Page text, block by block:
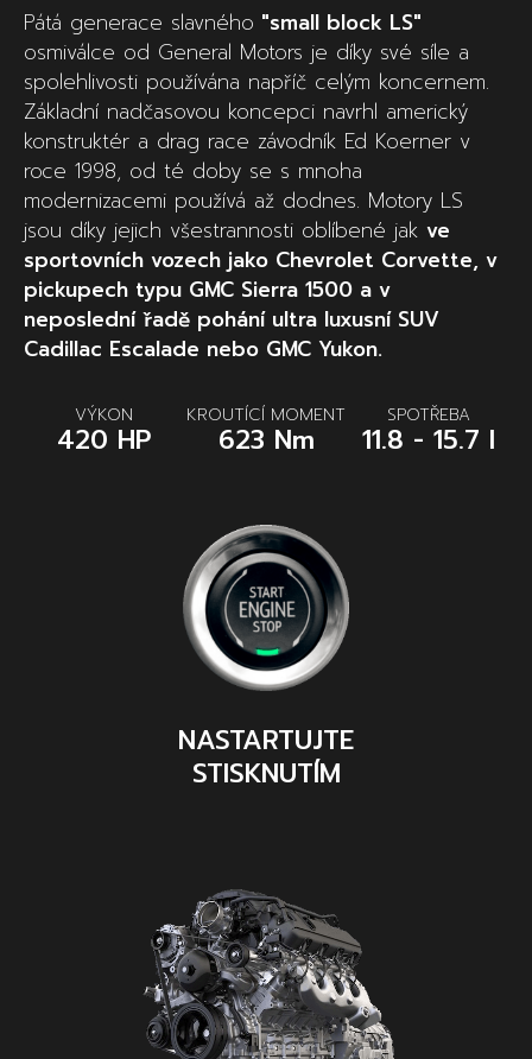
Pátá generace slavného "small block LS"
osmiválce od General Motors je díky své síle a
spolehlivosti používána napříč celým koncernem.
Základní nadčasovou koncepci navrhl americký
konstruktér a drag race závodník Ed Koerner v
roce 1998, od té doby se s mnoha
modernizacemi používá až dodnes. Motory LS
jsou díky jejich všestrannosti oblíbené jak ve
sportovních vozech jako Chevrolet Corvette, v
pickupech typu GMC Sierra 1500 a v
neposlední řadě pohání ultra luxusní SUV
Cadillac Escalade nebo GMC Yukon.
VÝKON
420 HP
KROUTÍCÍ MOMENT
623 Nm
SPOTŘEBA
11.8 - 15.7 l
NASTARTUJTE
STISKNUTÍM